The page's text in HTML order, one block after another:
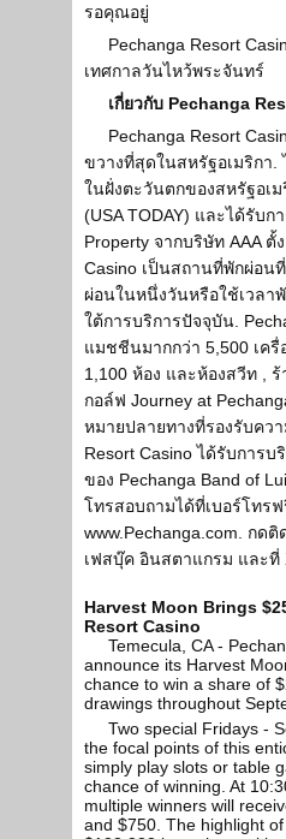
รอคุณอยู่
Pechanga Resort
เทศกาลวันไหว้พระจันทร์
เกี่ยวกับ Pechanga
Pechanga Resort
ขวางที่สุดในสหรัฐอเมริกา
ในฝั่งตะวันตกของสหรัฐอเ
(USA TODAY) และได้รับก
Property จากบริษัท AAA ตั้
Casino เป็นสถานที่พักผ่อน
ผ่อนในหนึ่งวันหรือใช้เวลา
ใต้การบริการปัจจุบัน.
แมชชีนมากกว่า 5,500 เครื่
1,100 ห้อง และห้องสวีท ,
กอล์ฟ Journey at
หมายปลายทางที่รองรับคว
Resort Casino ได้รับการบ
ของ Pechanga Band of
โทรสอบถามได้ที่เบอร์โทร
www.Pechanga.com. กด
เฟสบุ๊ค อินสตาแกรม และที่
Harvest Moon Brings
Resort Casino
Temecula, CA -
announce its Harvest
chance to win a share of
drawings throughout
Two special Fridays -
the focal points of this
simply play slots or table
chance of winning. At
multiple winners will
and $750. The highlight